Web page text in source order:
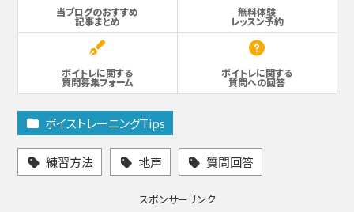
当ブログのおすすめ
記事まとめ
無料体験
レッスン予約
ボイトレに関する
質問募集フォーム
ボイトレに関する
質問への回答
ボイストレーニングTips
練習方法 地声 質問回答
スポンサーリンク